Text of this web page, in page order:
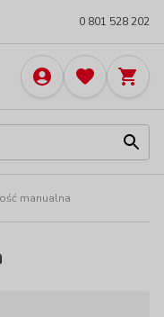
0 801 528 202
manualna